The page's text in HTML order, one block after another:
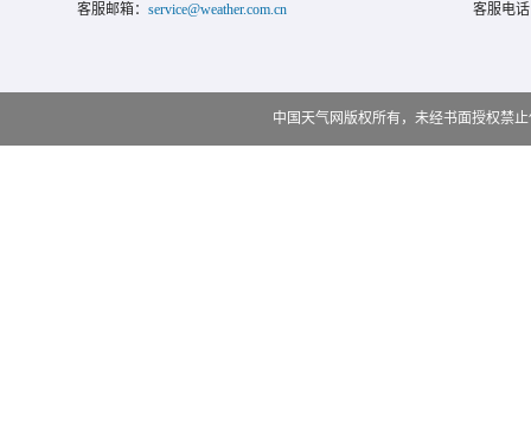
客服邮箱： service@weather.com.cn 客服电
中国天气网版权所有，未经书面授权